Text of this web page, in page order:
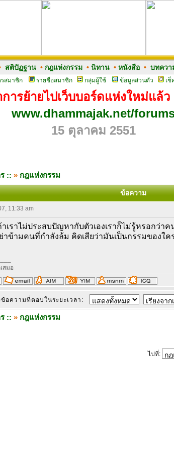
สติปัฏฐาน• กฎแห่งกรรม• นิทาน• หนังสือ• บทควา
สมาชิก รายชื่อสมาชิก กลุ่มผู้ใช้ ข้อมูลส่วนตัว เ
ารย้ายไปเว็บบอร์ดแห่งใหม่แล้
www.dhammajak.net/
15 ตุลาคม 2551
:: » กฎแห่งกรรม
ข้อความ
11:33 am
ถ้าเราไม่ประสบปัญหากับตัวเองเราก็ไม่รู้หรอกว่
าข้ามคนที่กำลังล้ม คิดเสียว่ามันเป็นกรรมของใค
สมอ
อความที่ตอบในระยะเวลา:
:: » กฎแห่งกรรม
ไปที่: